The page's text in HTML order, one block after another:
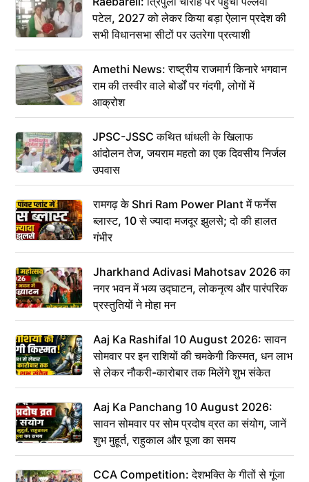
पटेल, 2027 को लेकर किया बड़ा ऐलान प्रदेश की
सभी विधानसभा सीटों पर उतरेगा प्रत्याशी
Amethi News: राष्ट्रीय राजमार्ग किनारे भगवान
राम की तस्वीर वाले बोर्डों पर गंदगी, लोगों में
आक्रोश
JPSC-JSSC कथित धांधली के खिलाफ
आंदोलन तेज, जयराम महतो का एक दिवसीय निर्जल
उपवास
रामगढ़ के Shri Ram Power Plant में फर्नेस
ब्लास्ट, 10 से ज्यादा मजदूर झुलसे; दो की हालत
गंभीर
Jharkhand Adivasi Mahotsav 2026 का
नगर भवन में भव्य उद्घाटन, लोकनृत्य और पारंपरिक
प्रस्तुतियों ने मोहा मन
Aaj Ka Rashifal 10 August 2026: सावन
सोमवार पर इन राशियों की चमकेगी किस्मत, धन लाभ
से लेकर नौकरी-कारोबार तक मिलेंगे शुभ संकेत
Aaj Ka Panchang 10 August 2026:
सावन सोमवार पर सोम प्रदोष व्रत का संयोग, जानें
शुभ मुहूर्त, राहुकाल और पूजा का समय
CCA Competition: देशभक्ति के गीतों से गूंजा